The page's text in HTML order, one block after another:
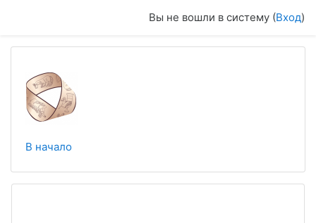
Вы не вошли в систему (Вход)
В начало